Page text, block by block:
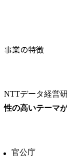
事業の特徴
NTTデータ経営
性の高いテーマ
官公庁